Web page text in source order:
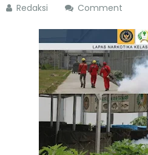
Redaksi Comment